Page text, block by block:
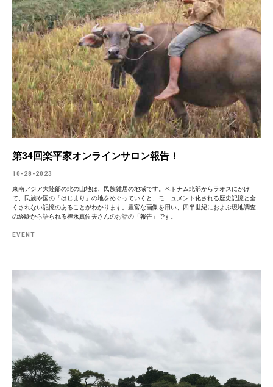
第34回楽平家オンラインサロン報告！
10-28-2023
東南アジア大陸部の北の山地は、民族雑居の地域です。ベトナム北部からラオスにかけ
て、民族や国の「はじまり」の地をめぐっていくと、モニュメント化される歴史記憶と全
くされない記憶のあることがわかります。豊富な画像を用い、四半世紀におよぶ現地調査
の経験から語られる樫永真佐夫さんのお話の「報告」です。
EVENT